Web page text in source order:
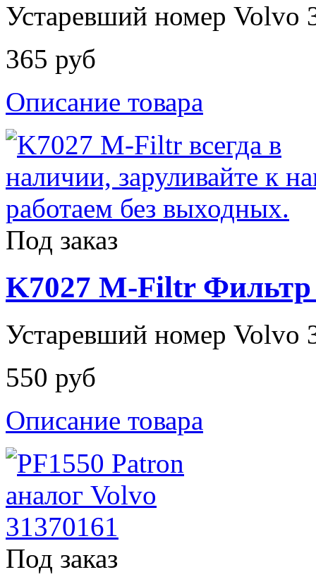
Устаревший номер Volvo
365 руб
Описание товара
Под заказ
K7027 M-Filtr
Устаревший номер Volvo
550 руб
Описание товара
Под заказ